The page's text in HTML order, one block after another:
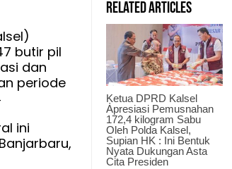
Related Articles
Ķetua DPRD Kalsel
Apresiasi Pemusnahan
172,4 kilogram Sabu
Oleh Polda Kalsel,
Supian HK : Ini Bentuk
Nyata Dukungan Asta
Cita Presiden
butir pil
dan
periode
ini